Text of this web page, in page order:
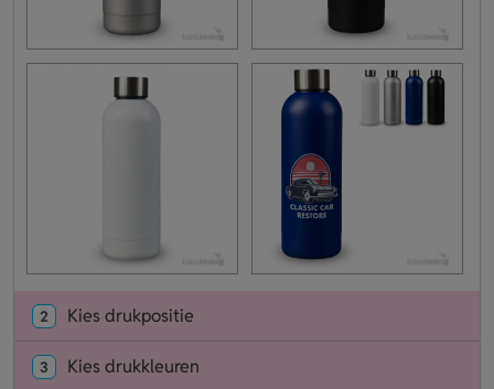
2 Kies drukpositie
3 Kies drukkleuren